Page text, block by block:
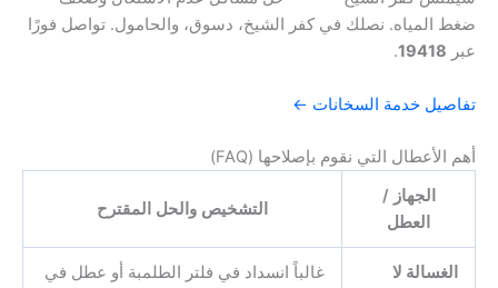
ضغط المياه. نصلك في كفر الشيخ، دسوق، والحامول. تواصل فورًا
عبر 19418
.
تفاصيل خدمة السخانات ←
أهم الأعطال التي نقوم بإصلاحها (FAQ)
الجهاز /
العطل
التشخيص والحل المقترح
الغسالة لا
غالباً انسداد في فلتر الطلمبة أو عطل في